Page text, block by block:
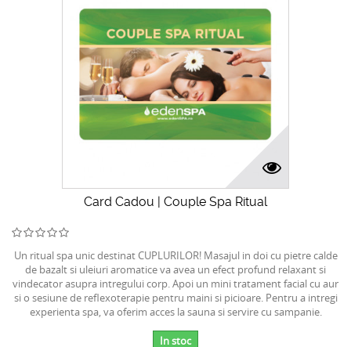
Card Cadou | Couple Spa Ritual
Un ritual spa unic destinat CUPLURILOR! Masajul in doi cu pietre calde
de bazalt si uleiuri aromatice va avea un efect profund relaxant si
vindecator asupra intregului corp. Apoi un mini tratament facial cu aur
si o sesiune de reflexoterapie pentru maini si picioare. Pentru a intregi
experienta spa, va oferim acces la sauna si servire cu sampanie.
In stoc